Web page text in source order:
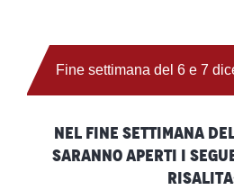
Fine settimana del 6 e 7
Dall'8 all'11 dicembre 2025
Venerdì 12 dicembre 2025
Nel fine settimana del
saranno aperti i